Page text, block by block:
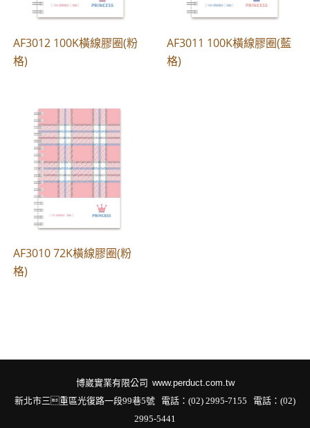
AF3012 100K橫線膠圈(粉
格)
AF3011 100K橫線膠圈(藍
格)
AF3010 72K橫線膠圈(粉
格)
博崴實業有限公司 www.perduct.com.tw
新北市三重區光復路一段99巷5號 電話：(02) 2995-7155 電話：(02)
2995-5441